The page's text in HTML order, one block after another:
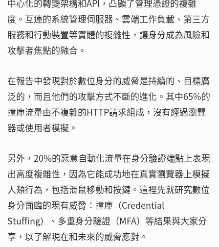
中心化的轉變架構和API，凸顯了管理憑證的複雜
度。互連的系統管理伺服器、雲端工作負載、第三方
服務和行動裝置等實體的複雜性，讓身分成為風險和
攻擊者焦點的融合。
在報告中發現對於數位身分的威脅是持續的、目標廣
泛的，而且他們的攻擊方式不斷的進化。其中65%的
撞庫流量由不複雜的HTTP請求組成，沒有經過瀏覽
器或使用者模擬。
另外，20%的惡意自動化流量在身分驗證端點上表現
出高度複雜性，因為它能成功地在真實瀏覽器上模擬
人類行為，包括滑鼠移動和按鍵。這裡先就研究數位
身分面臨的現有威脅：撞庫（Credential
Stuffing）、多重身分驗證（MFA）等結果與大家分
享，以了解現在和未來的威脅應對。